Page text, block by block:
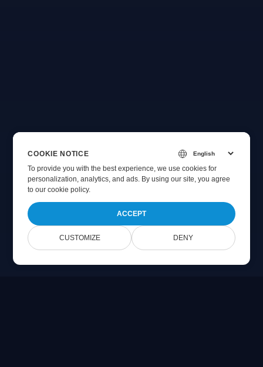
COOKIE NOTICE
To provide you with the best experience, we use cookies for
personalization, analytics, and ads. By using our site, you agree
toour cookie policy.
ACCEPT
CUSTOMIZE DENY